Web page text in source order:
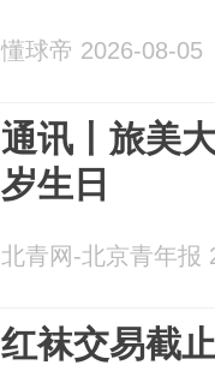
懂球帝 2026-08-05
通讯丨旅美
岁生日
北青网-北京青年报
红袜交易截